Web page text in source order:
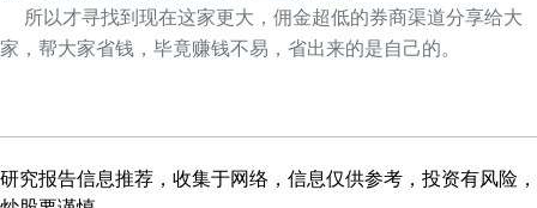
所以才寻找到现在这家更大，佣金超低的券商渠道分享给大
家，帮大家省钱，毕竟赚钱不易，省出来的是自己的。
研究报告信息推荐，收集于网络，信息仅供参考，投资有风险，